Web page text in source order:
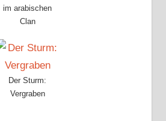
im arabischen
Clan
Der Sturm:
Vergraben